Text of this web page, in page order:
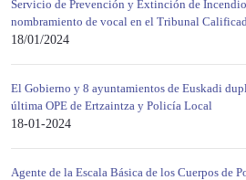
Servicio de Prevención y Extinción de
nombramiento de vocal en el Tribunal
18/01/2024
El Gobierno y 8 ayuntamientos de Euskadi
última OPE de Ertzaintza y Policía Local
18-01-2024
Agente de la Escala Básica de los Cuerpos de